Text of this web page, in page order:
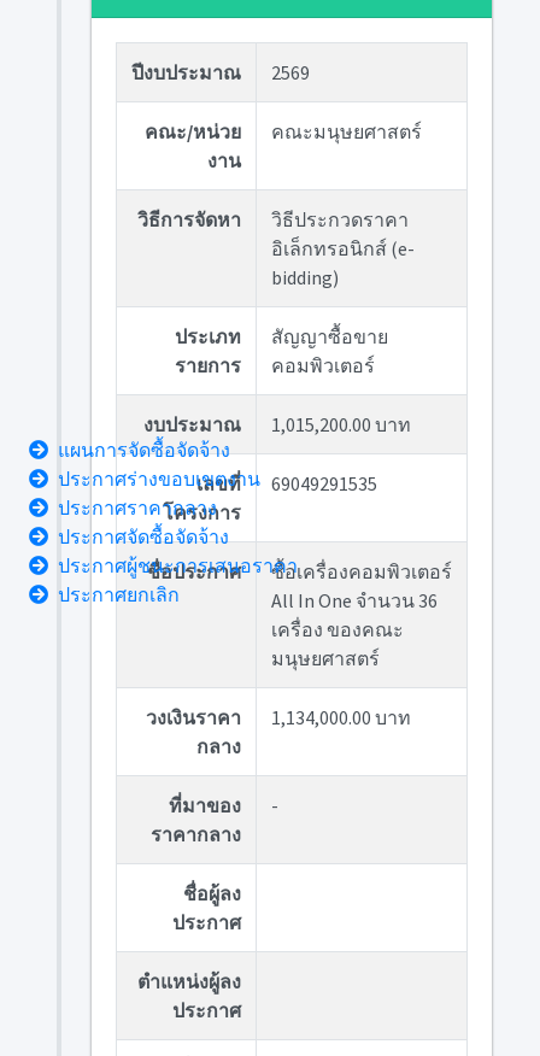
ปีงบประมาณ 2569
คณะ/หน่วย
งาน
คณะมนุษยศาสตร์
วิธีการจัดหา
วิธีประกวดราคา
อิเล็กทรอนิกส์ (e-
bidding)
ประเภท
รายการ
สัญญาซื้อขาย
คอมพิวเตอร์
งบประมาณ 1,015,200.00 บาท
เลขที่
โครงการ
69049291535
ชื่อประกาศ
ซื้อเครื่องคอมพิวเตอร์
All In One จำนวน 36
เครื่อง ของคณะ
มนุษยศาสตร์
วงเงินราคา
กลาง
1,134,000.00 บาท
ที่มาของ
ราคากลาง
-
ชื่อผู้ลง
ประกาศ
ตำแหน่งผู้ลง
ประกาศ
แผนการจัดซื้อจัดจ้าง
ประกาศร่างขอบเขตงาน
ประกาศราคากลาง
ประกาศจัดซื้อจัดจ้าง
ประกาศผู้ชนะการเสนอราคา
ประกาศยกเลิก